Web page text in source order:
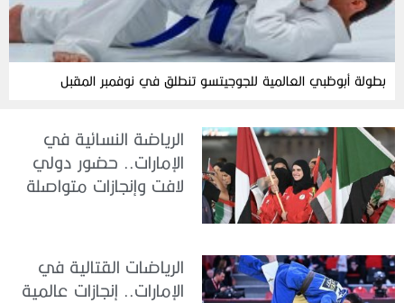
بطولة أبوظبي العالمية للجوجيتسو تنطلق في نوفمبر المقبل
الرياضة النسائية في
الإمارات.. حضور دولي
لافت وإنجازات متواصلة
الرياضات القتالية في
الإمارات.. إنجازات عالمية